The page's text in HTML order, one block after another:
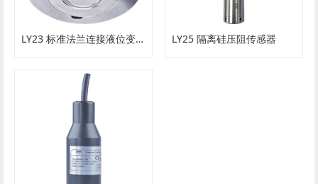
LY23 标准法兰连接液位变送器 LY25 隔离硅压阻传感器